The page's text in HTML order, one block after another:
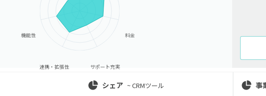
料金
サポート充実
連携・拡張性
機能性
シェア ~CRMツール 事